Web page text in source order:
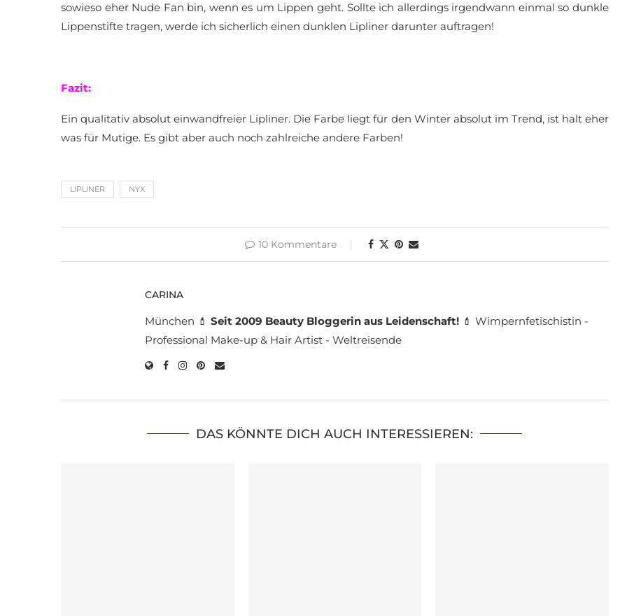
sowieso eher Nude Fan bin, wenn es um Lippen geht. Sollte ich allerdings irgendwann einmal so dunkle
Lippenstifte tragen, werde ich sicherlich einen dunklen Lipliner darunter auftragen!
Fazit:
Ein qualitativ absolut einwandfreier Lipliner. Die Farbe liegt für den Winter absolut im Trend, ist halt eher
was für Mutige. Es gibt aber auch noch zahlreiche andere Farben!
LIPLINER NYX
10 Kommentare
CARINA
München 💄 Seit 2009 Beauty Bloggerin aus Leidenschaft! 💄 Wimpernfetischistin -
Professional Make-up & Hair Artist - Weltreisende
DAS KÖNNTE DICH AUCH INTERESSIEREN: